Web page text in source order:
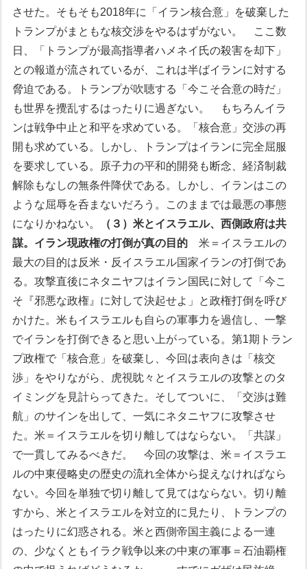
させた。そもそも2018年に「イラン核合意」を破棄した
トランプがまともな核交渉をやるはずがない。
ここ数
日、「トランプが最高指導者ハメネイ氏の殺害を却下」
との報道が流されているが、これは半ばイランに対する
脅迫である。トランプが吹聴する「今こそ合意の時だ」
も世界を攪乱するはったりに過ぎない。
もちろんイラ
ンは戦争中止と和平を求めている。「核合意」交渉の再
開も求めている。
しかし、トランプはイランに完全屈服
を要求している。原子力の平和的開発も断念、経済制裁
解除もなしの無条件降伏である。しかし、イランはこの
ような屈辱を呑まないだろう。このままでは最悪の事態
になりかねない。
（３）米とイスラエル、西側政府は共
謀。イラン現政権の打倒が真の目的 米＝イスラエルの
最大の目的は反米・反イスラエル国家イランの打倒であ
る。攻撃直後にネタニヤフはイラン国民に対して「今こ
そ『邪悪な政権』に対して決起せよ」と政権打倒を呼び
かけた。米もイスラエルも自らの軍事力を過信し、一撃
でイランを打倒できると思い上がっている。第1期トラン
プ政権で「核合意」を破棄し、今回は表向きは「核交
渉」をやりながら、虎視眈々とイスラエルの攻撃とのタ
イミングを見計らってきた。そしてついに、「交渉は難
航」のサインを出して、一気にネタニヤフに攻撃させ
た。米＝イスラエルを切り離してはならない。「共謀」
で一貫してみるべきだ。
今回の攻撃は、米＝イスラエ
ルの中東侵略史の歴史の流れ全体から捉えなければなら
ない。今回を単独で切り離して見てはならない。切り離
すから、米とイスラエルを対立的に見たり、トランプの
はったりに幻惑される。米と西側帝国主義による一連
の、少なくともイラク戦争以来の中東の軍事＝石油覇権